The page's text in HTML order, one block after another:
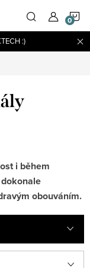
:)
i během
obouváním.